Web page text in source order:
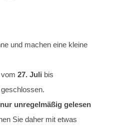
und machen eine kleine
vom27. Juli bis
geschlossen.
nur unregelmäßig gelesen
Sie daher mit etwas